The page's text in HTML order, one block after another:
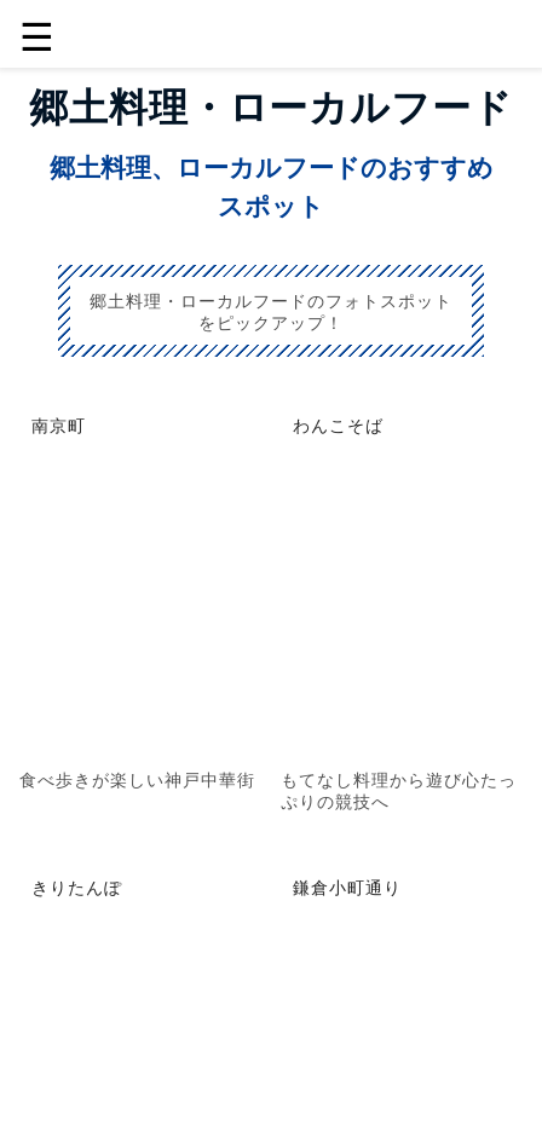
☰
郷土料理・ローカルフード
郷土料理、ローカルフードのおすすめ
スポット
郷土料理・ローカルフードのフォトスポット
をピックアップ！
南京町
食べ歩きが楽しい神戸中華街
わんこそば
もてなし料理から遊び心たっ
ぷりの競技へ
きりたんぽ 鎌倉小町通り